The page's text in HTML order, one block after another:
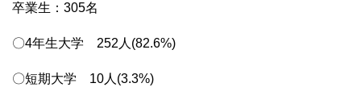
卒業生：305名
〇4年生大学 252人(82.6%)
〇短期大学 10人(3.3%)